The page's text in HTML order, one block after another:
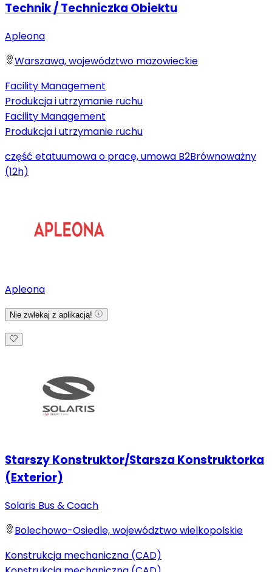
Technik / Techniczka Obiektu
Apleona
Warszawa, województwo mazowieckie
Facility Management
Produkcja i utrzymanie ruchu
Facility Management
Produkcja i utrzymanie ruchu
część etatuumowa o pracę, umowa B2Brównoważny
(12h)
Apleona
Nie zwlekaj z aplikacją!
Starszy Konstruktor/Starsza Konstruktorka
(Exterior)
Solaris Bus & Coach
Bolechowo-Osiedle, województwo wielkopolskie
Konstrukcja mechaniczna (CAD)